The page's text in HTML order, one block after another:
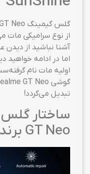
از نوع سرامیکی مات
آشنا نباشید از دیدن
اما در ادامه
اولیه مات نام
تبدیل می‌گردد!
GT Neo برند SunShine